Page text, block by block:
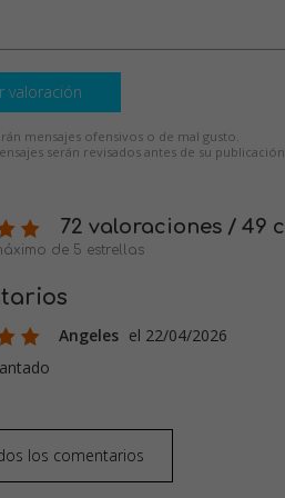
valoración
mensajes ofensivos o de mal gusto.
serán revisados antes de su
72 valoraciones / 49
de 5 estrellas
Angeles el 22/04/2026
los comentarios